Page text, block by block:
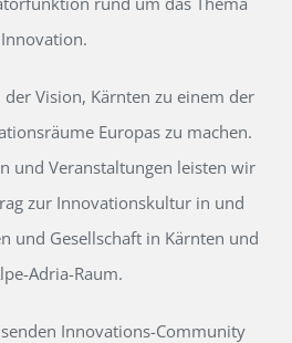
Innovation.
Vision, Kärnten zu einem der
Europas zu machen.
und Veranstaltungen leisten wir
zur Innovationskultur in und
und Gesellschaft in Kärnten und
Adria-Raum.
Innovations-Community